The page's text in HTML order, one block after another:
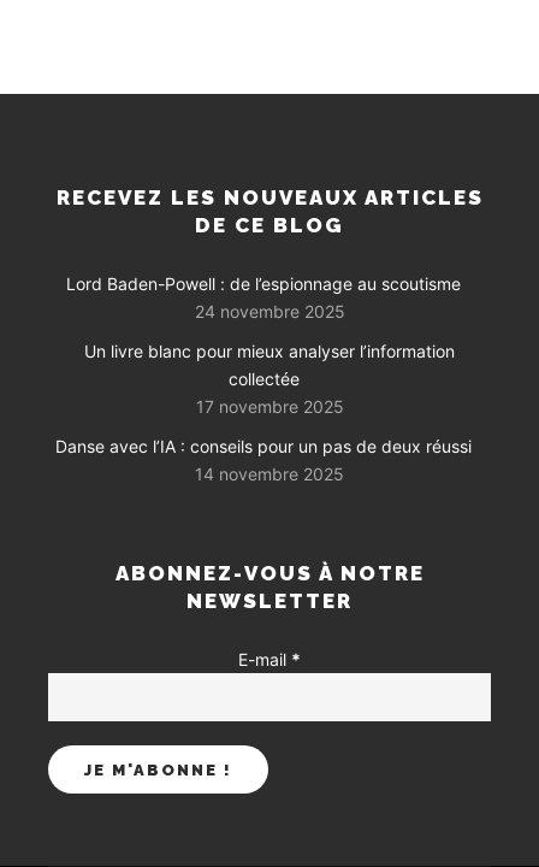
RECEVEZ LES NOUVEAUX ARTICLES
DE CE BLOG
Lord Baden-Powell : de l’espionnage au scoutisme
24 novembre 2025
Un livre blanc pour mieux analyser l’information
collectée
17 novembre 2025
Danse avec l’IA : conseils pour un pas de deux réussi
14 novembre 2025
ABONNEZ-VOUS À NOTRE
NEWSLETTER
E-mail *